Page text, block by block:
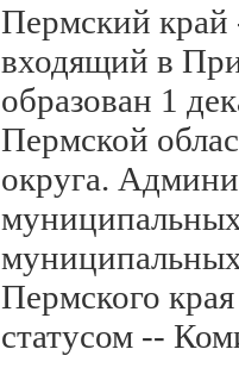
Пермский край
входящий в
образован 1
Пермской
округа.
Пермского
статусом --